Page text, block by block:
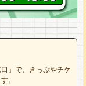
」で、きっぷやチケ
。